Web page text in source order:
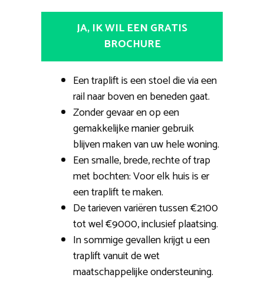
JA, IK WIL EEN GRATIS
BROCHURE
Een traplift is een stoel die via een
rail naar boven en beneden gaat.
Zonder gevaar en op een
gemakkelijke manier gebruik
blijven maken van uw hele woning.
Een smalle, brede, rechte of trap
met bochten: Voor elk huis is er
een traplift te maken.
De tarieven variëren tussen €2100
tot wel €9000, inclusief plaatsing.
In sommige gevallen krijgt u een
traplift vanuit de wet
maatschappelijke ondersteuning.